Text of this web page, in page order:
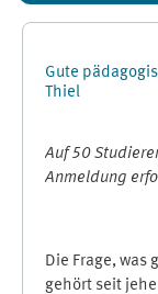
Gute
Thiel
Auf 50
Anmeldung
Die Frage, was
gehört seit